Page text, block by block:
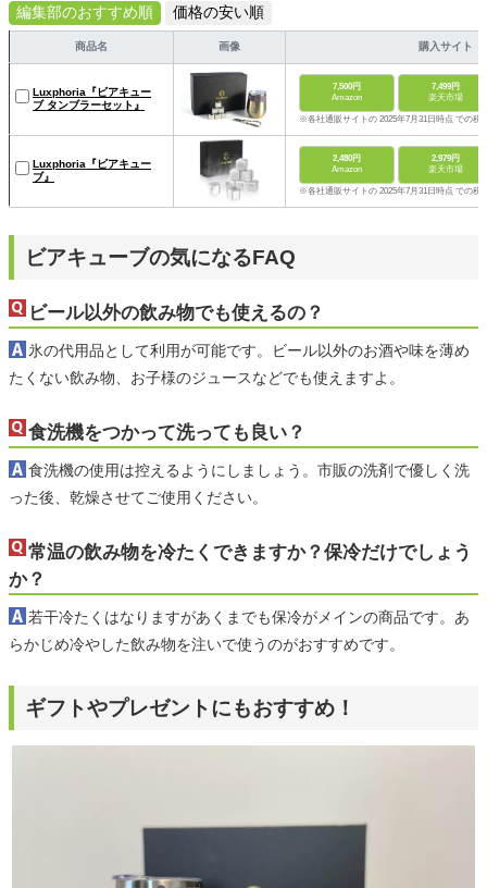
編集部のおすすめ順
価格の安い順
商品名 画像 購入サイト
Luxphoria『ビアキュー
ブ タンブラーセット』
7,500円
Amazon
7,499円
楽天市場
※各社通販サイトの 2025年7月31日時点 での税
Luxphoria『ビアキュー
ブ』
2,480円
Amazon
2,979円
楽天市場
※各社通販サイトの 2025年7月31日時点 での税
ビアキューブの気になるFAQ
ビール以外の飲み物でも使えるの？
氷の代用品として利用が可能です。ビール以外のお酒や味を薄め
たくない飲み物、お子様のジュースなどでも使えますよ。
食洗機をつかって洗っても良い？
食洗機の使用は控えるようにしましょう。市販の洗剤で優しく洗
った後、乾燥させてご使用ください。
常温の飲み物を冷たくできますか？保冷だけでしょう
か？
若干冷たくはなりますがあくまでも保冷がメインの商品です。あ
らかじめ冷やした飲み物を注いで使うのがおすすめです。
ギフトやプレゼントにもおすすめ！